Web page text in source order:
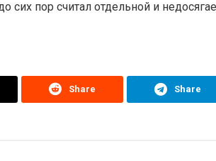
сих пор считал отдельной и
Share Share